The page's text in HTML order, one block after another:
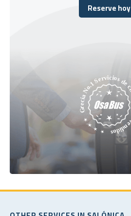
Reserve hoy
Reserve hoy